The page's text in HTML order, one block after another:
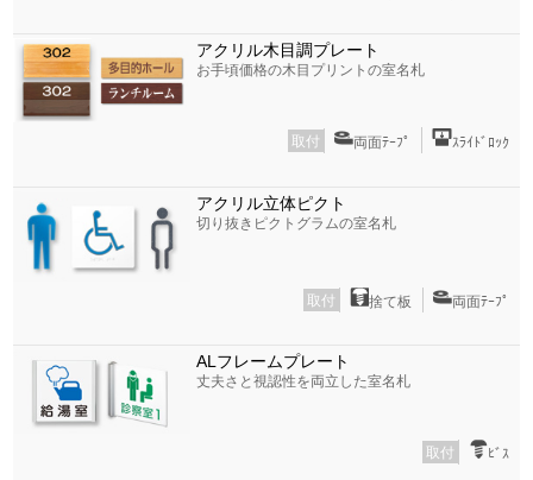
アクリル木目調プレート
お手頃価格の木目プリントの室名札
取付 両面ﾃｰﾌﾟ ｽﾗｲﾄﾞﾛｯｸ
アクリル立体ピクト
切り抜きピクトグラムの室名札
取付 捨て板 両面ﾃｰﾌﾟ
ALフレームプレート
丈夫さと視認性を両立した室名札
取付 ﾋﾞｽ